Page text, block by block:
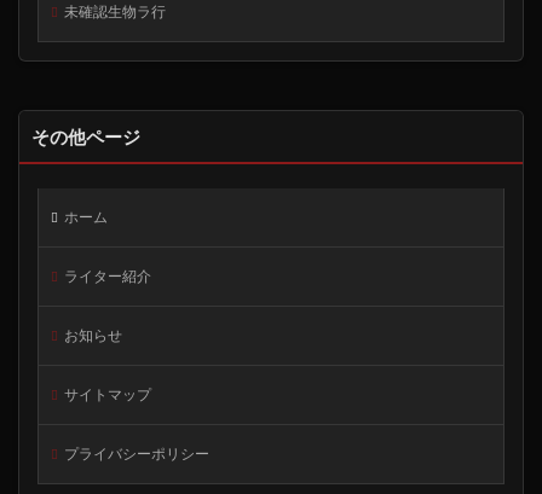
未確認生物ラ行
その他ページ
ホーム
ライター紹介
お知らせ
サイトマップ
プライバシーポリシー